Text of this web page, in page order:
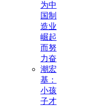
为中
国制
造业
崛起
而努
力奋
潮宏
基：
小孩
子才